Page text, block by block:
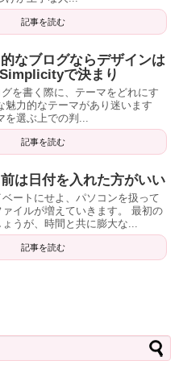
記事を読む
なブログならデザインは
で決まり
を書く際に、テーマをどれにす
魅力的なテーマがあり迷います
を選ぶ上での判...
記事を読む
は日付を入れた方がいい
ートにせよ、パソコンを扱って
イルが増えていきます。 最初の
うが、時間と共に膨大な...
記事を読む